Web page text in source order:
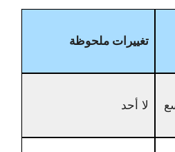
تغييرات ملحوظة
لا أحد